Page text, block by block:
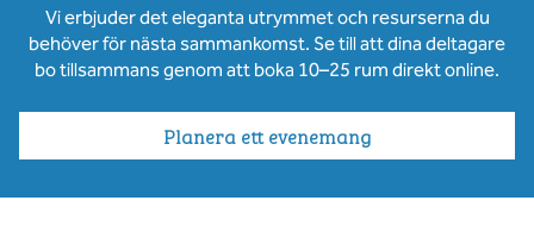
Vi erbjuder det eleganta utrymmet och resurserna du
behöver för nästa sammankomst. Se till att dina deltagare
bo tillsammans genom att boka 10–25 rum direkt online.
Planera ett evenemang